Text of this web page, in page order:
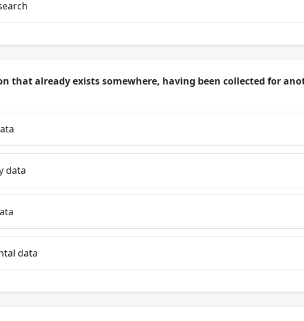
that already exists somewhere, having been collected for
data
data